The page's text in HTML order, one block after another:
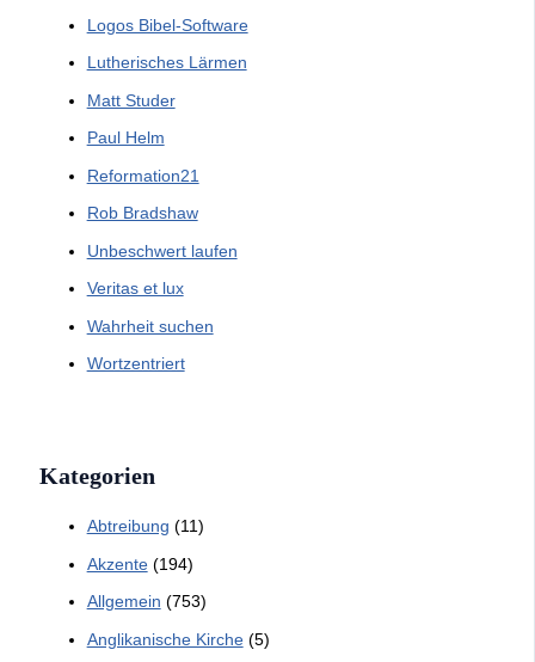
Logos Bibel-Software
Lutherisches Lärmen
Matt Studer
Paul Helm
Reformation21
Rob Bradshaw
Unbeschwert laufen
Veritas et lux
Wahrheit suchen
Wortzentriert
Kategorien
Abtreibung (11)
Akzente(194)
Allgemein (753)
Anglikanische Kirche(5)